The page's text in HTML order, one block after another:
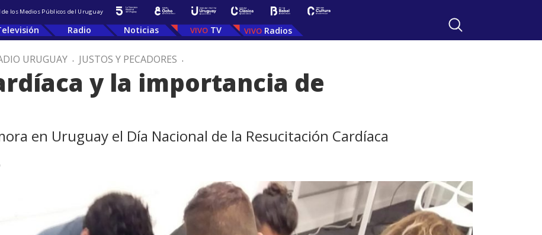
de los Medios Públicos del Uruguay
Radio Noticias TV Radios
URUGUAY . JUSTOS Y PECADORES .
y la importancia de
en Uruguay el Día Nacional de la Resucitación Cardíaca